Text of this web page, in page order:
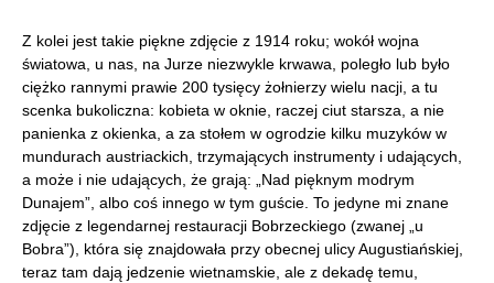
Z kolei jest takie piękne zdjęcie z 1914 roku; wokół wojna
światowa, u nas, na Jurze niezwykle krwawa, poległo lub było
ciężko rannymi prawie 200 tysięcy żołnierzy wielu nacji, a tu
scenka bukoliczna: kobieta w oknie, raczej ciut starsza, a nie
panienka z okienka, a za stołem w ogrodzie kilku muzyków w
mundurach austriackich, trzymających instrumenty i udających,
a może i nie udających, że grają: „Nad pięknym modrym
Dunajem”, albo coś innego w tym guście. To jedyne mi znane
zdjęcie z legendarnej restauracji Bobrzeckiego (zwanej „u
Bobra”), która się znajdowała przy obecnej ulicy Augustiańskiej,
teraz tam dają jedzenie wietnamskie, ale z dekadę temu,